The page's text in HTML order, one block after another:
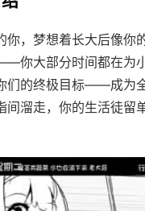
你，梦想着长大后像你
你大部分时间都在为
们的终极目标——成为
间溜走，你的生活徒留